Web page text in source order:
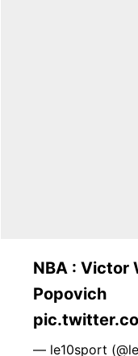
NBA : Victor
— le10sport